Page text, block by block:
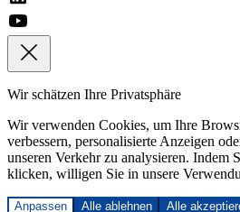
Wir schätzen Ihre Privatsphäre
Wir verwenden Cookies, um Ihre
verbessern, personalisierte Anzeigen
unseren Verkehr zu analysieren. Indem
klicken, willigen Sie in unsere
Anpassen Alle ablehnen Alle